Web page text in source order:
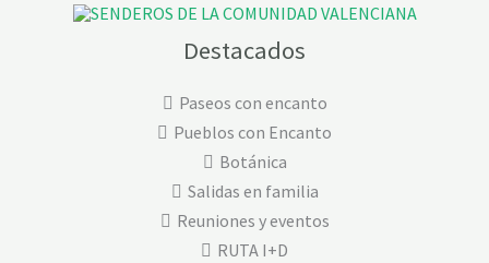
Destacados
Paseos con encanto
Pueblos con Encanto
Botánica
Salidas en familia
Reuniones y eventos
RUTA I+D